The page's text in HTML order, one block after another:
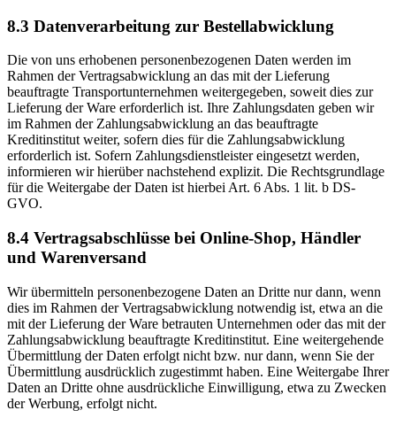
8.3 Datenverarbeitung zur Bestellabwicklung
Die von uns erhobenen personenbezogenen Daten werden im
Rahmen der Vertragsabwicklung an das mit der Lieferung
beauftragte Transportunternehmen weitergegeben, soweit dies zur
Lieferung der Ware erforderlich ist. Ihre Zahlungsdaten geben wir
im Rahmen der Zahlungsabwicklung an das beauftragte
Kreditinstitut weiter, sofern dies für die Zahlungsabwicklung
erforderlich ist. Sofern Zahlungsdienstleister eingesetzt werden,
informieren wir hierüber nachstehend explizit. Die Rechtsgrundlage
für die Weitergabe der Daten ist hierbei Art. 6 Abs. 1 lit. b DS-
GVO.
8.4 Vertragsabschlüsse bei Online-Shop, Händler
und Warenversand
Wir übermitteln personenbezogene Daten an Dritte nur dann, wenn
dies im Rahmen der Vertragsabwicklung notwendig ist, etwa an die
mit der Lieferung der Ware betrauten Unternehmen oder das mit der
Zahlungsabwicklung beauftragte Kreditinstitut. Eine weitergehende
Übermittlung der Daten erfolgt nicht bzw. nur dann, wenn Sie der
Übermittlung ausdrücklich zugestimmt haben. Eine Weitergabe Ihrer
Daten an Dritte ohne ausdrückliche Einwilligung, etwa zu Zwecken
der Werbung, erfolgt nicht.